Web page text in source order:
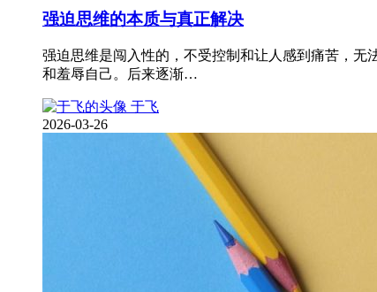
强迫思维的本质与真正解决
强迫思维是闯入性的，不受控制和让人感到痛苦，
和羞辱自己。后来逐渐…
于飞
2026-03-26